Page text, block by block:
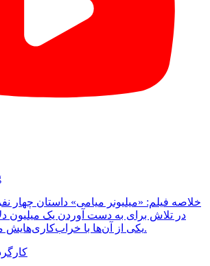
خلاصه فیلم: «میلیونر میامی» داستان چهار
در تلاش برای به دست آوردن یک میلیون
یکی از آن‌ها با خراب‌کاری‌هایش مانع موفقیت می‌شود.